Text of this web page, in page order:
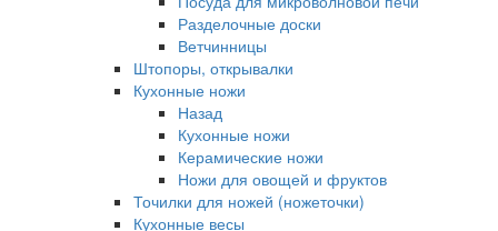
Разделочные доски
Ветчинницы
Штопоры, открывалки
Кухонные ножи
Назад
Кухонные ножи
Керамические ножи
Ножи для овощей и фруктов
Точилки для ножей (ножеточки)
Кухонные весы